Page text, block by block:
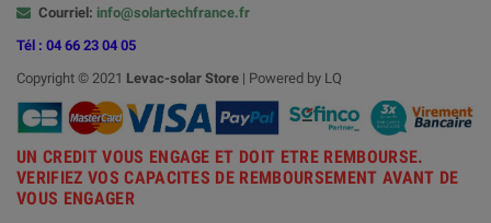
Courriel: info@solartechfrance.fr
Tél : 04 66 23 04 05
Copyright © 2021 Levac-solar Store | Powered by LQ
UN CREDIT VOUS ENGAGE ET DOIT ETRE REMBOURSE.
VERIFIEZ VOS CAPACITES DE REMBOURSEMENT AVANT DE
VOUS ENGAGER